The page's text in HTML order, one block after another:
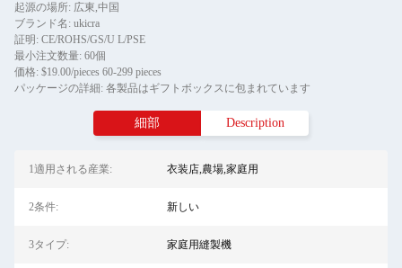
起源の場所: 広東,中国
ブランド名: ukicra
証明: CE/ROHS/GS/U L/PSE
最小注文数量: 60個
価格: $19.00/pieces 60-299 pieces
パッケージの詳細: 各製品はギフトボックスに包まれています
細部 Description
1適用される産業: 衣装店,農場,家庭用
2条件: 新しい
3タイプ: 家庭用縫製機